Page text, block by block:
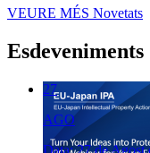
VEURE MÉS Novetats
Esdeveniments
27
AGO